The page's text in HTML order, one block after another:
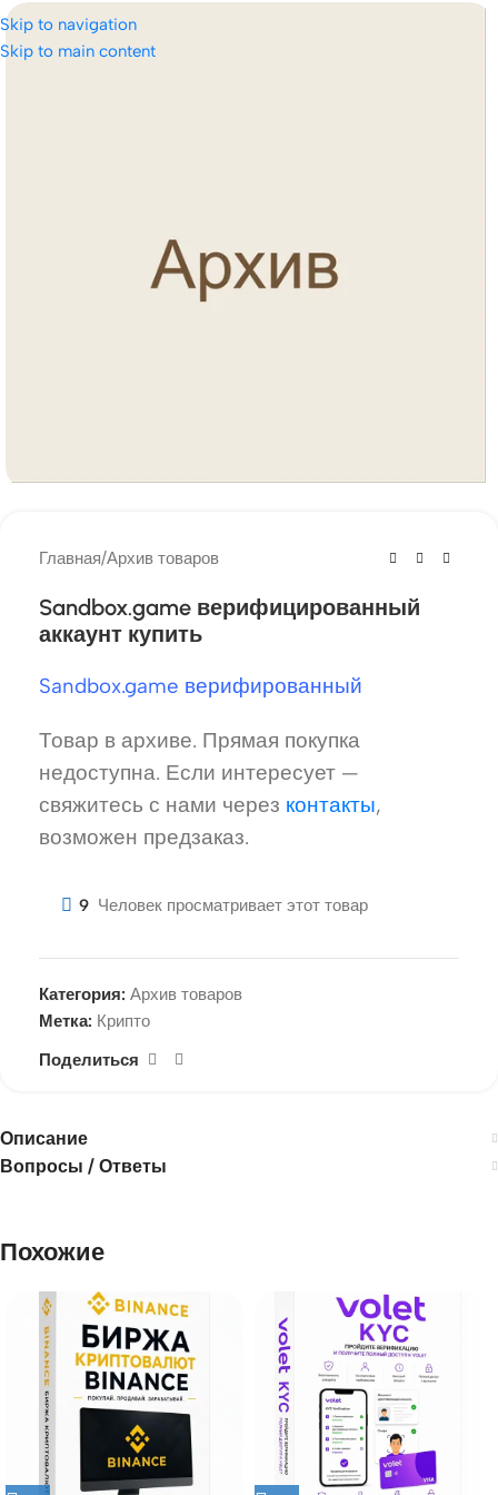
Skip to navigation
Skip to main content
Главная/Архив товаров
Sandbox.game верифицированный
аккаунт купить
Sandbox.game верифированный
Товар в архиве. Прямая покупка
недоступна. Если интересует —
свяжитесь с нами через контакты,
возможен предзаказ.
9 Человек просматривает этот товар
Категория: Архив товаров
Метка: Крипто
Поделиться
Описание
Вопросы / Ответы
Похожие